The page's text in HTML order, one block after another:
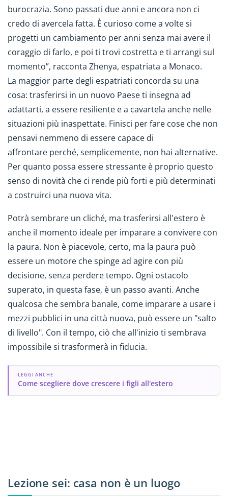
burocrazia. Sono passati due anni e ancora non ci
credo di avercela fatta. È curioso come a volte si
progetti un cambiamento per anni senza mai avere il
coraggio di farlo, e poi ti trovi costretta e ti arrangi sul
momento”, racconta Zhenya, espatriata a Monaco.
La maggior parte degli espatriati concorda su una
cosa: trasferirsi in un nuovo Paese ti insegna ad
adattarti, a essere resiliente e a cavartela anche nelle
situazioni più inaspettate. Finisci per fare cose che non
pensavi nemmeno di essere capace di
affrontare perché, semplicemente, non hai alternative.
Per quanto possa essere stressante è proprio questo
senso di novità che ci rende più forti e più determinati
a costruirci una nuova vita.
Potrà sembrare un cliché, ma trasferirsi all'estero è
anche il momento ideale per imparare a convivere con
la paura. Non è piacevole, certo, ma la paura può
essere un motore che spinge ad agire con più
decisione, senza perdere tempo. Ogni ostacolo
superato, in questa fase, è un passo avanti. Anche
qualcosa che sembra banale, come imparare a usare i
mezzi pubblici in una città nuova, può essere un "salto
di livello". Con il tempo, ciò che all'inizio ti sembrava
impossibile si trasformerà in fiducia.
LEGGI ANCHE
Come scegliere dove crescere i figli all'estero
Lezione sei: casa non è un luogo